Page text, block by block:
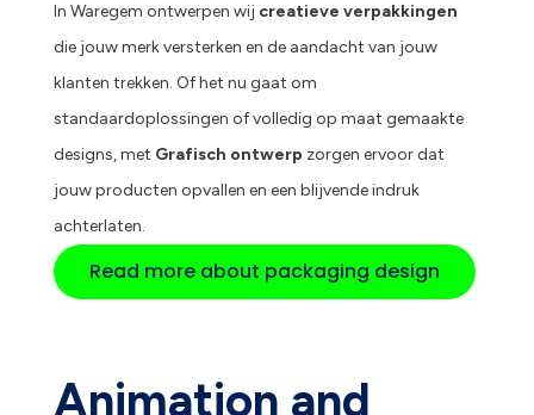
In Waregem ontwerpen wij creatieve verpakkingen
die jouw merk versterken en de aandacht van jouw
klanten trekken. Of het nu gaat om
standaardoplossingen of volledig op maat gemaakte
designs, met Grafisch ontwerp zorgen ervoor dat
jouw producten opvallen en een blijvende indruk
achterlaten.
Read more about packaging design
Animation and